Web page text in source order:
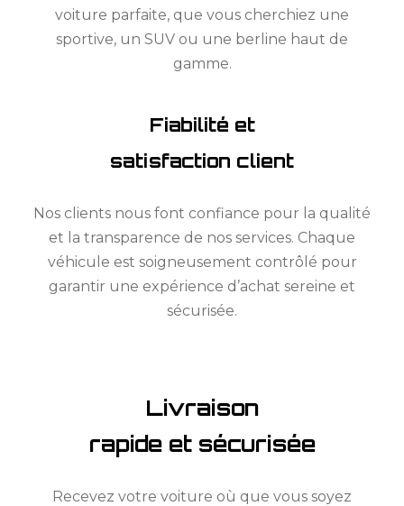
voiture parfaite, que vous cherchiez une
sportive, un SUV ou une berline haut de
gamme.
Fiabilité et
satisfaction client
Nos clients nous font confiance pour la qualité
et la transparence de nos services. Chaque
véhicule est soigneusement contrôlé pour
garantir une expérience d’achat sereine et
sécurisée.
Livraison
rapide et sécurisée
Recevez votre voiture où que vous soyez